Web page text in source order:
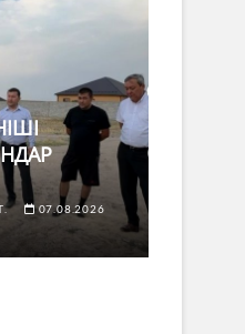
үшін не
07.08.2026